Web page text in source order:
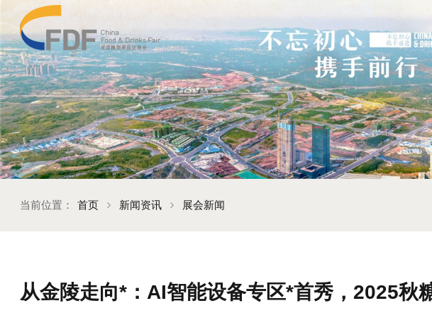
当前位置： 首页 新闻资讯 展会新闻
从金陵走向*：AI智能设备专区*首秀，2025秋